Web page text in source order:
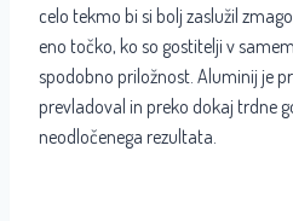
celo tekmo bi si bolj zaslužil
eno točko, ko so gostitelji v
spodobno priložnost. Aluminij je
prevladoval in preko dokaj trdne
neodločenega rezultata.